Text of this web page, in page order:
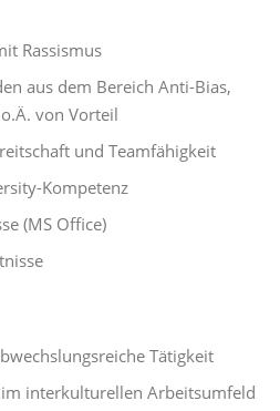
Rassismus
aus dem Bereich Anti-Bias,
von Vorteil
und Teamfähigkeit
Kompetenz
(MS Office)
Tätigkeit
interkulturellen Arbeitsumfeld